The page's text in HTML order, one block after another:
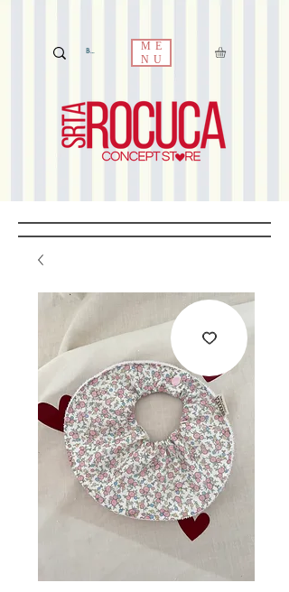
ME
NU